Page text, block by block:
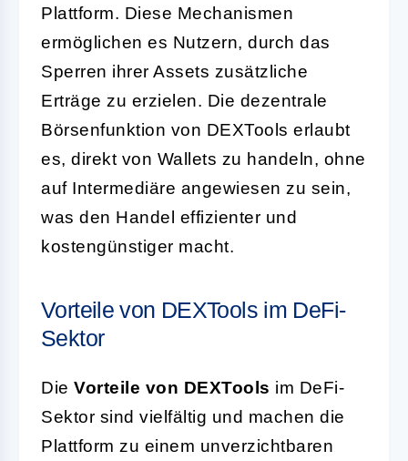
Plattform. Diese Mechanismen
ermöglichen es Nutzern, durch das
Sperren ihrer Assets zusätzliche
Erträge zu erzielen. Die dezentrale
Börsenfunktion von DEXTools erlaubt
es, direkt von Wallets zu handeln, ohne
auf Intermediäre angewiesen zu sein,
was den Handel effizienter und
kostengünstiger macht.
Vorteile von DEXTools im DeFi-
Sektor
Die Vorteile von DEXTools im DeFi-
Sektor sind vielfältig und machen die
Plattform zu einem unverzichtbaren